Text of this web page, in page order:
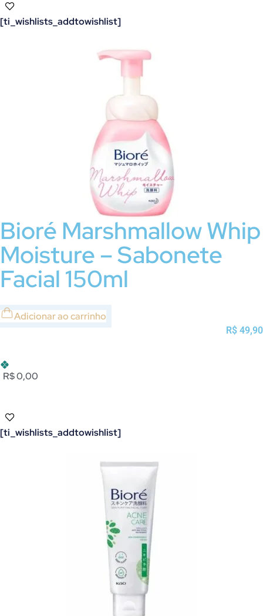
[ti_wishlists_addtowishlist]
Bioré Marshmallow Whip
Moisture – Sabonete
Facial 150ml
Adicionar ao carrinho
R$ 49,90
R$ 0,00
[ti_wishlists_addtowishlist]